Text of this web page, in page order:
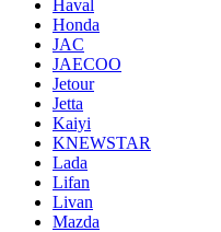
Haval
Honda
JAC
JAECOO
Jetour
Jetta
Kaiyi
KNEWSTAR
Lada
Lifan
Livan
Mazda